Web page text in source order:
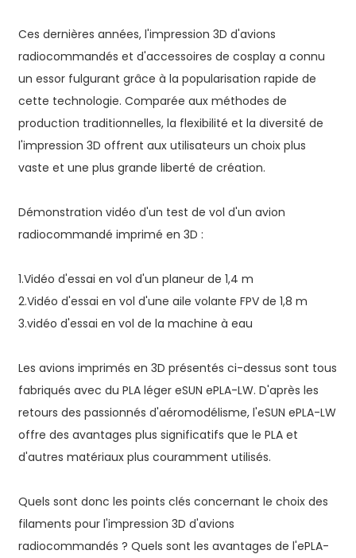
Ces dernières années, l'impression 3D d'avions
radiocommandés et d'accessoires de cosplay a connu
un essor fulgurant grâce à la popularisation rapide de
cette technologie. Comparée aux méthodes de
production traditionnelles, la flexibilité et la diversité de
l'impression 3D offrent aux utilisateurs un choix plus
vaste et une plus grande liberté de création.
Démonstration vidéo d'un test de vol d'un avion
radiocommandé imprimé en 3D :
1.Vidéo d'essai en vol d'un planeur de 1,4 m
2.Vidéo d'essai en vol d'une aile volante FPV de 1,8 m
3.vidéo d'essai en vol de la machine à eau
Les avions imprimés en 3D présentés ci-dessus sont tous
fabriqués avec du PLA léger eSUN ePLA-LW. D'après les
retours des passionnés d'aéromodélisme, l'eSUN ePLA-LW
offre des avantages plus significatifs que le PLA et
d'autres matériaux plus couramment utilisés.
Quels sont donc les points clés concernant le choix des
filaments pour l'impression 3D d'avions
radiocommandés ? Quels sont les avantages de l'ePLA-